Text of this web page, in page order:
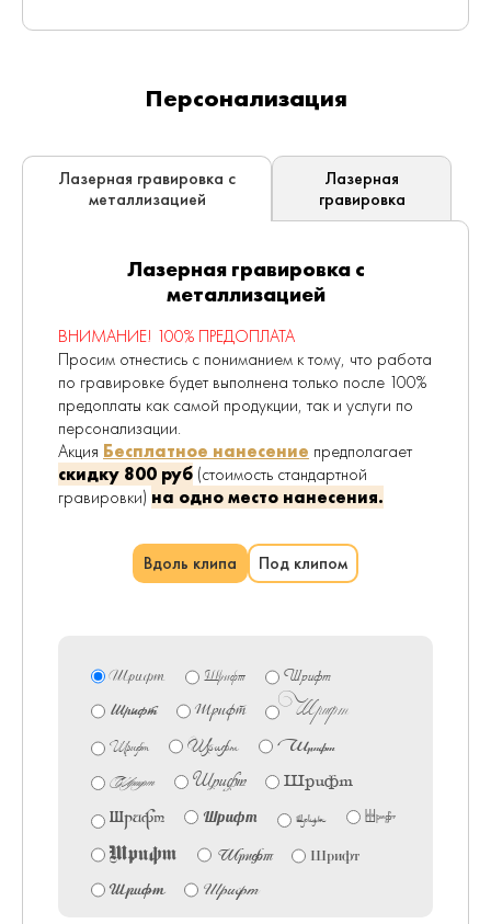
Персонализация
Лазерная гравировка с
металлизацией
Лазерная
гравировка
Лазерная гравировка с
металлизацией
ВНИМАНИЕ! 100% ПРЕДОПЛАТА
Просим отнестись с пониманием к тому, что работа
по гравировке будет выполнена только после 100%
предоплаты как самой продукции, так и услуги по
персонализации.
Акция Бесплатное нанесение предполагает
скидку 800 руб (стоимость стандартной
гравировки) на одно место нанесения.
Вдоль клипа Под клипом
Шрифт Шрифт Шрифт
Шрифт Шрифт Шрифт
Шрифт Шрифт Шрифт
Шрифт Шрифт Шрифт
Шрифт Шрифт Шрифт Шрифт
Шрифт Шрифт Шрифт
Шрифт Шрифт